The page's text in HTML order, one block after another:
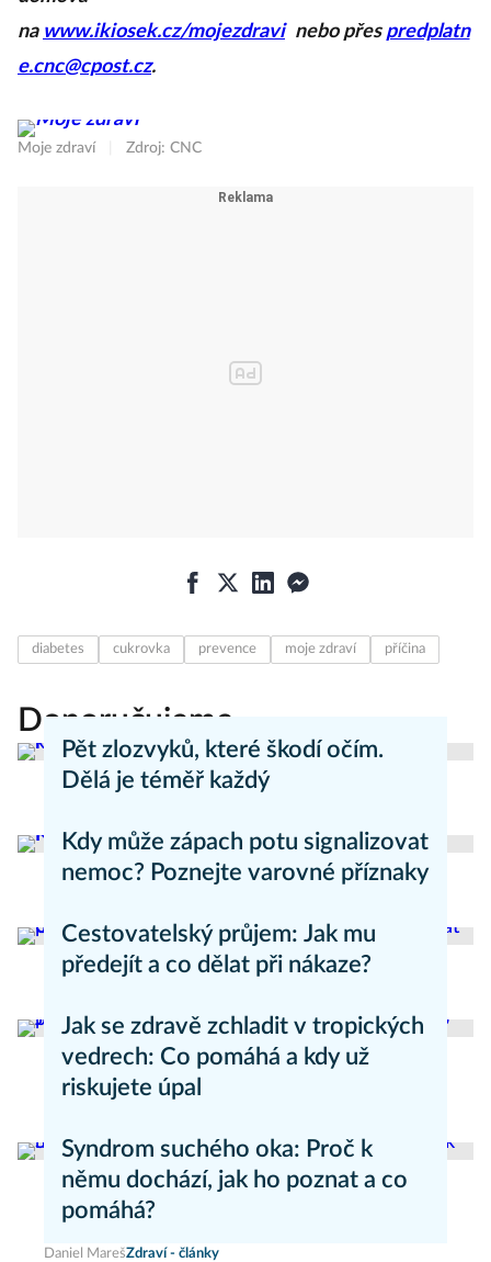
na www.ikiosek.cz/mojezdravi nebo přes predplatn
e.cnc@cpost.cz.
Moje zdraví Zdroj: CNC
diabetes cukrovka prevence moje zdraví příčina
Doporučujeme
Pět zlozvyků, které škodí očím.
Dělá je téměř každý
Kdy může zápach potu signalizovat
nemoc? Poznejte varovné příznaky
Cestovatelský průjem: Jak mu
předejít a co dělat při nákaze?
Jak se zdravě zchladit v tropických
vedrech: Co pomáhá a kdy už
riskujete úpal
Syndrom suchého oka: Proč k
němu dochází, jak ho poznat a co
pomáhá?
Daniel MarešZdraví - články